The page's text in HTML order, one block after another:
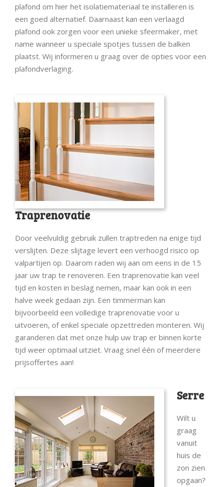
plafond om hier het isolatiemateriaal te installeren is
een goed alternatief. Daarnaast kan een verlaagd
plafond ook zorgen voor een unieke sfeermaker, met
name wanneer u speciale spotjes tussen de balken
plaatst. Wij informeren u graag over de opties voor een
plafondverlaging.
Traprenovatie
Door veelvuldig gebruik zullen traptreden na enige tijd
verslijten. Deze slijtage levert een verhoogd risico op
valpartijen op. Daarom raden wij aan om eens in de 15
jaar uw trap te renoveren. Een traprenovatie kan veel
tijd en kosten in beslag nemen, maar kan ook in een
halve week gedaan zijn. Een timmerman kan
bijvoorbeeld een volledige traprenovatie voor u
uitvoeren, of enkel speciale opzettreden monteren. Wij
garanderen dat met onze hulp uw trap er binnen korte
tijd weer optimaal uitziet. Vraag snel één of meerdere
prijsoffertes aan!
Serre
Wilt u
graag
vanuit
huis de
zon zien
opgaan?